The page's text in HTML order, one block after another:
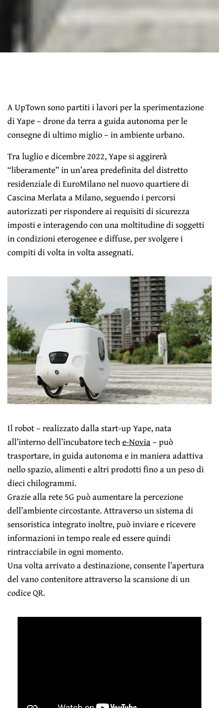
A UpTown sono partiti i lavori per la sperimentazione
di Yape – drone da terra a guida autonoma per le
consegne di ultimo miglio – in ambiente urbano.
Tra luglio e dicembre 2022, Yape si aggirerà
“liberamente” in un’area predefinita del distretto
residenziale di EuroMilano nel nuovo quartiere di
Cascina Merlata a Milano, seguendo i percorsi
autorizzati per rispondere ai requisiti di sicurezza
imposti e interagendo con una moltitudine di soggetti
in condizioni eterogenee e diffuse, per svolgere i
compiti di volta in volta assegnati.
Il robot – realizzato dalla start-up Yape, nata
all’interno dell’incubatore teche-Novia– può
trasportare, in guida autonoma e in maniera adattiva
nello spazio, alimenti e altri prodotti fino a un peso di
dieci chilogrammi.
Grazie alla rete 5G può aumentare la percezione
dell’ambiente circostante. Attraverso un sistema di
sensoristica integrato inoltre, può inviare e ricevere
informazioni in tempo reale ed essere quindi
rintracciabile in ogni momento.
Una volta arrivato a destinazione, consente l’apertura
del vano contenitore attraverso la scansione di un
codice QR.